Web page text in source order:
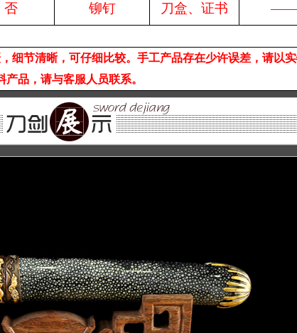
否 铆钉 刀盒、证书 ——
细节清晰，可仔细比较。手工产品存在少许误差，请以
产品，请与客服人员联系。